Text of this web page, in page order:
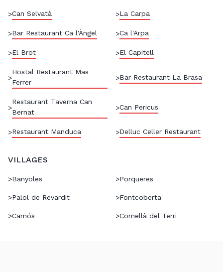
>Can Selvatà >La Carpa
>Bar Restaurant Ca l'Àngel >Ca l'Arpa
>El Brot >El Capitell
>
Hostal Restaurant Mas
Ferrer
>Bar Restaurant La Brasa
>
Restaurant Taverna Can
Bernat
>Can Pericus
>Restaurant Manduca >Delluc Celler Restaurant
VILLAGES
>Banyoles >Porqueres
>Palol de Revardit >Fontcoberta
>Camós >Cornellà del Terri